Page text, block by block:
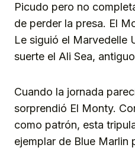
Picudo pero no
de perder la presa. El
Le siguió el Marvedelle
suerte el Ali Sea,
Cuando la jornada
sorprendió El Monty.
como patrón, esta
ejemplar de Blue Marlin